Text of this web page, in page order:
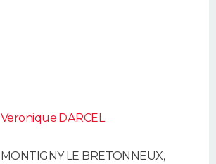
Veronique DARCEL
MONTIGNY LE BRETONNEUX,